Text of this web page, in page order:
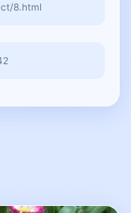
8.html